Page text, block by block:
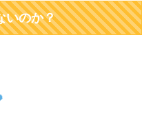
いのか？